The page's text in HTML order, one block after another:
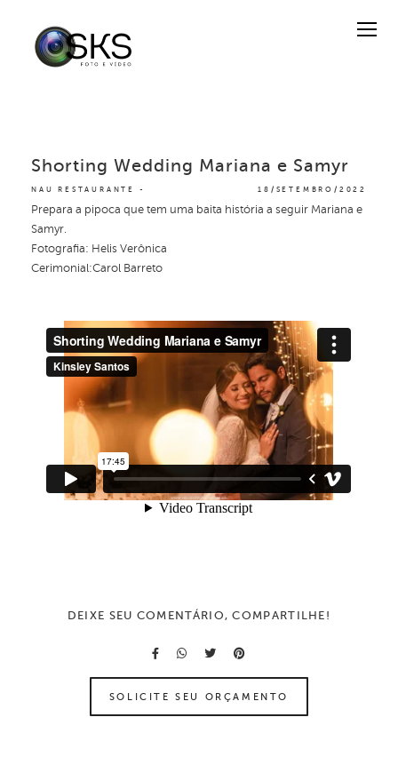
NAU RESTAURANTE 18/SETEMBRO/2022
Shorting Wedding Mariana e Samyr
Prepara a pipoca que tem uma baita história a seguir Mariana e
Samyr.
Fotografia: Helis Verônica
Cerimonial:Carol Barreto
DEIXE SEU COMENTÁRIO, COMPARTILHE!
SOLICITE SEU ORÇAMENTO